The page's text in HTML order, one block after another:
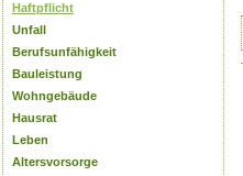
Haftpflicht
Unfall
Berufsunfähigkeit
Bauleistung
Wohngebäude
Hausrat
Leben
Altersvorsorge